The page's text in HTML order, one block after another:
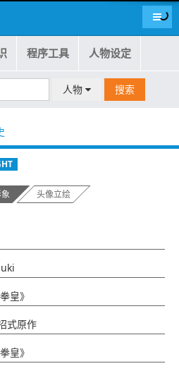
导航
程序工具 人物设定
人物 搜索
头像立绘
皇》
式原作
皇》